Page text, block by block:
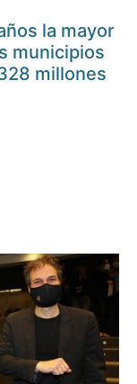
la mayor
municipios
millones